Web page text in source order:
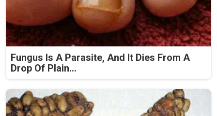
Fungus Is A Parasite, And It Dies From A
Drop Of Plain...